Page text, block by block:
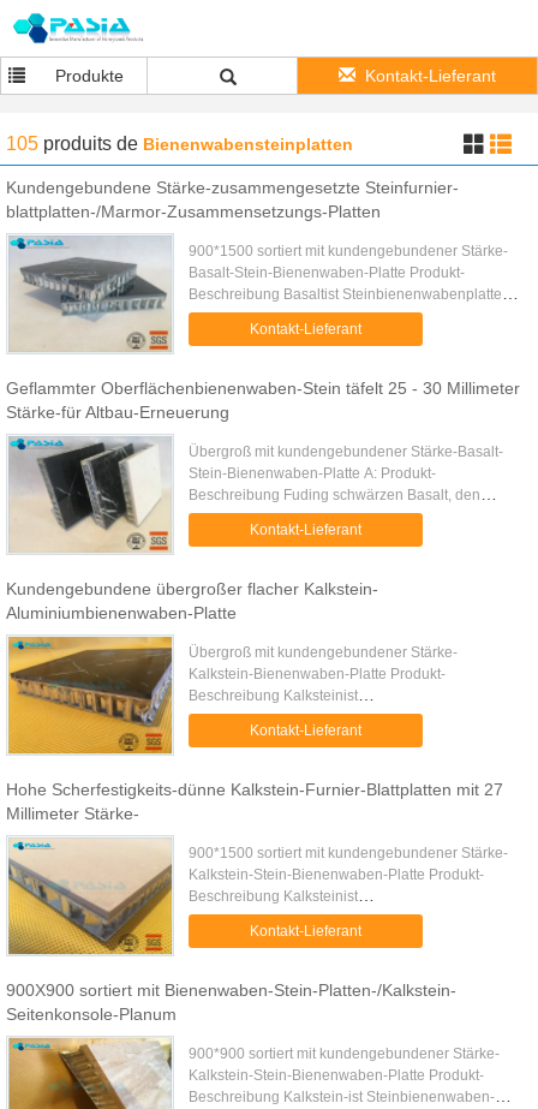
Produkte Kontakt-Lieferant
105 produits de Bienenwabensteinplatten
Kundengebundene Stärke-zusammengesetzte Steinfurnier-
blattplatten-/Marmor-Zusammensetzungs-Platten
900*1500 sortiert mit kundengebundener Stärke-
Basalt-Stein-Bienenwaben-Platte Produkt-
Beschreibung Basaltist Steinbienenwabenplatte
eine Struktur, die mit Aluminiumbienenwabenplatte
und sehr dünnem Basaltsteinf...
Kontakt-Lieferant
Geflammter Oberflächenbienenwaben-Stein täfelt 25 - 30 Millimeter
Stärke-für Altbau-Erneuerung
Übergroß mit kundengebundener Stärke-Basalt-
Stein-Bienenwaben-Platte A: Produkt-
Beschreibung Fuding schwärzen Basalt, den
Steinbienenwabenplatte eine Rückplatte der
Bienenwabe mit einer Basaltsteinscheibe ist, ...
Kontakt-Lieferant
Kundengebundene übergroßer flacher Kalkstein-
Aluminiumbienenwaben-Platte
Übergroß mit kundengebundener Stärke-
Kalkstein-Bienenwaben-Platte Produkt-
Beschreibung Kalksteinist
Aluminiumbienenwabenplatte eine fertige
Sandwichbienenwabe, die mit einer
Kontakt-Lieferant
Hohe Scherfestigkeits-dünne Kalkstein-Furnier-Blattplatten mit 27
Millimeter Stärke-
900*1500 sortiert mit kundengebundener Stärke-
Kalkstein-Stein-Bienenwaben-Platte Produkt-
Beschreibung Kalksteinist
Aluminiumbienenwabenplatte eine Kalksteinplatte,
die mit fertiger Sandwichbienenwabenplatte ...
Kontakt-Lieferant
900X900 sortiert mit Bienenwaben-Stein-Platten-/Kalkstein-
Seitenkonsole-Planum
900*900 sortiert mit kundengebundener Stärke-
Kalkstein-Stein-Bienenwaben-Platte Produkt-
Beschreibung Kalkstein-ist Steinbienenwaben-